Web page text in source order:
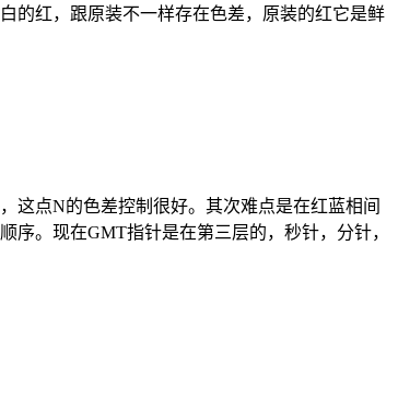
的红，跟原装不一样存在色差，原装的红它是鲜
这点N的色差控制很好。其次难点是在红蓝相间
。现在GMT指针是在第三层的，秒针，分针，